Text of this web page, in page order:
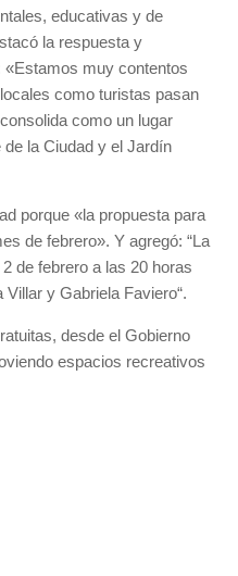
educativas y de
la respuesta y
muy contentos
como turistas pasan
como un lugar
la Ciudad y el Jardín
porque «la propuesta para
de febrero». Y agregó: “La
de febrero a las 20 horas
y Gabriela Faviero“.
desde el Gobierno
espacios recreativos